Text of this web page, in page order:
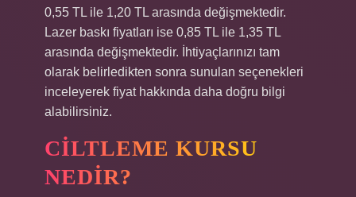
0,55 TL ile 1,20 TL arasında değişmektedir.
Lazer baskı fiyatları ise 0,85 TL ile 1,35 TL
arasında değişmektedir. İhtiyaçlarınızı tam
olarak belirledikten sonra sunulan seçenekleri
inceleyerek fiyat hakkında daha doğru bilgi
alabilirsiniz.
CILTLEME KURSU
NEDIR?